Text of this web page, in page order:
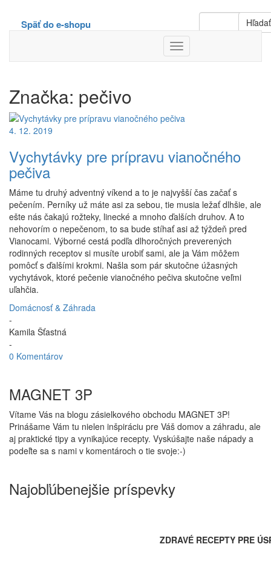
Hľadať
Späť do e-shopu
Toggle
Navigation
Značka: pečivo
4. 12. 2019
Vychytávky pre prípravu vianočného
pečiva
Máme tu druhý adventný víkend a to je najvyšší čas začať s
pečením. Perníky už máte asi za sebou, tie musia ležať dlhšie, ale
ešte nás čakajú rožteky, linecké a mnoho ďalších druhov. A to
nehovorím o nepečenom, to sa bude stíhať asi až týždeň pred
Vianocami. Výborné cestá podľa dlhoročných preverených
rodinných receptov si musíte urobiť sami, ale ja Vám môžem
pomôcť s ďalšími krokmi. Našla som pár skutočne úžasných
vychytávok, ktoré pečenie vianočného pečiva skutočne veľmi
uľahčia.
Domácnosť & Záhrada
-
Kamila Šťastná
-
0 Komentárov
MAGNET 3P
Vítame Vás na blogu zásielkového obchodu MAGNET 3P!
Prinášame Vám tu nielen inšpiráciu pre Váš domov a záhradu, ale
aj praktické tipy a vynikajúce recepty. Vyskúšajte naše nápady a
podeľte sa s nami v komentároch o tie svoje:-)
Najobľúbenejšie príspevky
ZDRAVÉ RECEPTY PRE